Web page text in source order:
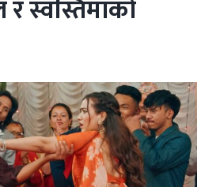
र स्वस्तिमाको